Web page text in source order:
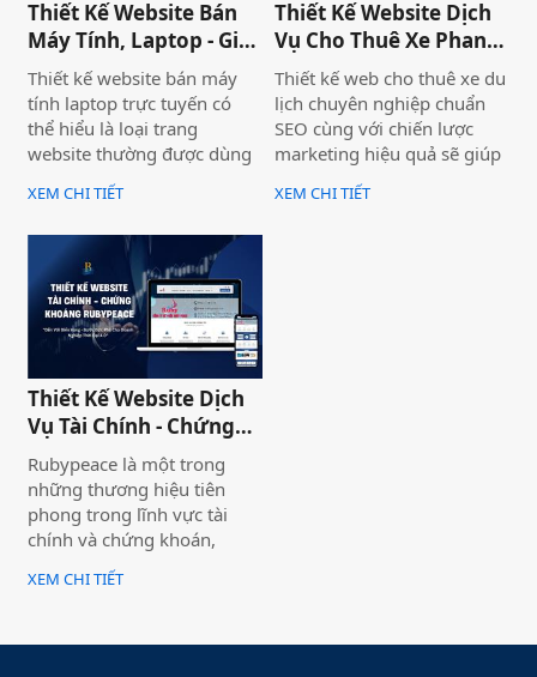
chuyên nghiệp và hiệu quả.
Thiết Kế Website Bán
Máy Tính, Laptop - Gia
Hà Store
Thiết kế website bán máy
tính laptop trực tuyến có
thể hiểu là loại trang
website thường được dùng
để trưng bày và bán các sản
phẩm laptop đa dạng về
thương hiệu, mẫu mã, màu
sắc. Một trang web bán
laptop trực tuyến có thể
cung cấp hình ảnh của một
thương hiệu hoặc nhiều
thương hiệu và nó giúp cho
khách hàng có cái nhìn chân
thực khách quan hơn, tiếp
cận nhiều thông tin hơn về
sản phẩm mà họ đang lựa
chọn
XEM CHI TIẾT
Thiết Kế Website Dịch
Vụ Cho Thuê Xe Phan
Thiết
Thiết kế web cho thuê xe du
lịch chuyên nghiệp chuẩn
SEO cùng với chiến lược
marketing hiệu quả sẽ giúp
doanh nghiệp của bạn gia
tăng doanh số bán hàng
XEM CHI TIẾT
Thiết Kế Website Dịch
Vụ Tài Chính - Chứng
Khoán Rubypeace
Rubypeace là một trong
những thương hiệu tiên
phong trong lĩnh vực tài
chính và chứng khoán,
mang đến cho khách hàng
giải pháp đầu tư hiệu quả,
sứ mệnh hỗ trợ nhà đầu tư
XEM CHI TIẾT